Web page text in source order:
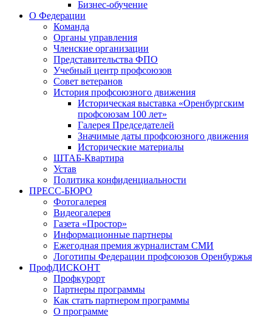
Бизнес-обучение
О Федерации
Команда
Органы управления
Членские организации
Представительства ФПО
Учебный центр профсоюзов
Совет ветеранов
История профсоюзного движения
Историческая выставка «Оренбургским
профсоюзам 100 лет»
Галерея Председателей
Значимые даты профсоюзного движения
Исторические материалы
ШТАБ-Квартира
Устав
Политика конфиденциальности
ПРЕСС-БЮРО
Фотогалерея
Видеогалерея
Газета «Простор»
Информационные партнеры
Ежегодная премия журналистам СМИ
Логотипы Федерации профсоюзов Оренбуржья
ПрофДИСКОНТ
Профкурорт
Партнеры программы
Как стать партнером программы
О программе